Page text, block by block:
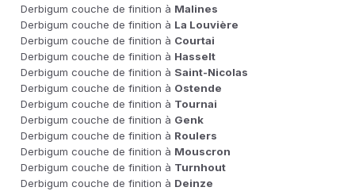
Derbigum couche de finition à Malines
Derbigum couche de finition à La Louvière
Derbigum couche de finition à Courtai
Derbigum couche de finition à Hasselt
Derbigum couche de finition à Saint-Nicolas
Derbigum couche de finition à Ostende
Derbigum couche de finition à Tournai
Derbigum couche de finition à Genk
Derbigum couche de finition à Roulers
Derbigum couche de finition à Mouscron
Derbigum couche de finition à Turnhout
Derbigum couche de finition à Deinze